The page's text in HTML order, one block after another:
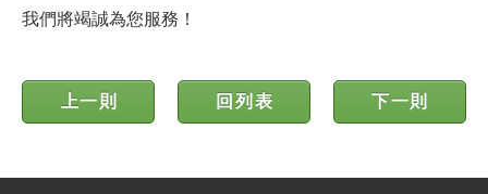
我們將竭誠為您服務！
上一則 回列表 下一則